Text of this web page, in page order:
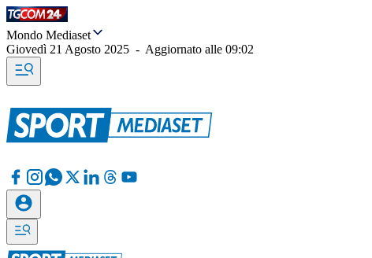
Mondo Mediaset
Giovedì 21 Agosto 2025 - Aggiornato alle 09:02